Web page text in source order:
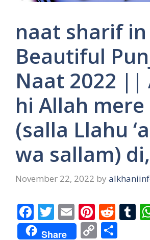
naat sharif
Beautiful
Naat 2022 ||
hi Allah
(salla Llahu
wa sallam) di,
November 22, 2022 by
F
ac
T
w
E
m
Pi
nt
R
e
T
Share C